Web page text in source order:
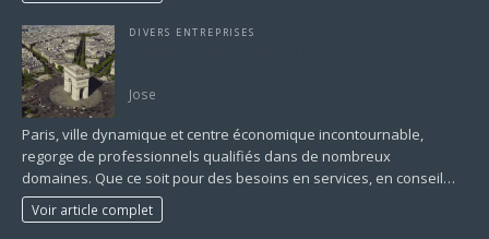
DIVERS ENTREPRISES
Jose
Paris, ville dynamique et centre économique incontournable,
regorge de professionnels qualifiés dans de nombreux
domaines. Que ce soit pour des besoins en services, en conseil…
Voir article complet